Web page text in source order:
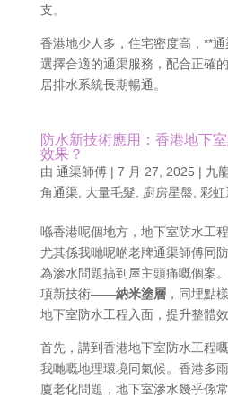
支。
香港地少人多，住宅密度高，**通
選擇合適的通渠服務，配合正確
居排水系統長期暢通。
防水新技術應用：香港地下
效果？
由 通渠師傅| 7 月 27, 2025 | 九
角通渠, 大量毛髮 廚房星盤 彩虹
喺香港呢個地方，地下室防水工
尤其係我哋呢啲老牌通渠師傅同
為滲水問題搞到屋主頭痛嘅個案
項新技術——納米塗層，同埋點
地下室防水工程入面，提升整體
首先，講到香港地下室防水工程
我哋嘅地理環境同氣候。香港多
廈老化問題，地下室滲水幾乎係